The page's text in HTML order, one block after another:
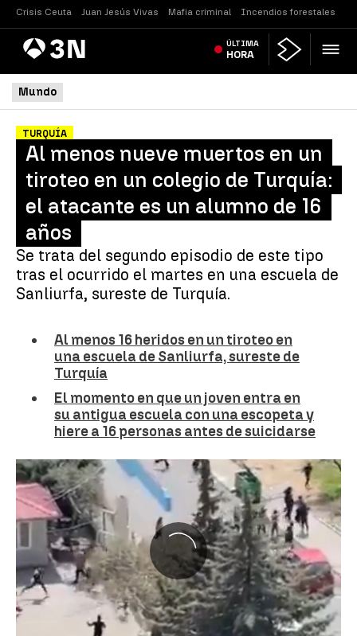
Crisis Ceuta Juan Jesús Vivas Mafia criminal Incendios forestales
AntenaNoticias ÚLTIMA
HORA
Mundo
TURQUÍA
Al menos nueve muertos en un
tiroteo en un colegio de Turquía:
el atacante es un alumno de 16
años
Se trata del segundo episodio de este tipo
tras el ocurrido el martes en una escuela de
Sanliurfa, sureste de Turquía.
Al menos 16 heridos en un tiroteo en
una escuela de Sanliurfa, sureste de
Turquía
El momento en que un joven entra en
su antigua escuela con una escopeta y
hiere a 16 personas antes de suicidarse